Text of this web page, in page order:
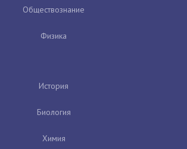
Обществознание
Физика
История
Биология
Химия